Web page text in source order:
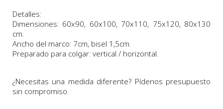
Detalles:
Dimensiones: 60x90, 60x100, 70x110, 75x120, 80x130
cm.
Ancho del marco: 7cm, bisel 1,5cm.
Preparado para colgar: vertical / horizontal.
¿Necesitas una medida diferente? Pídenos presupuesto
sin compromiso.